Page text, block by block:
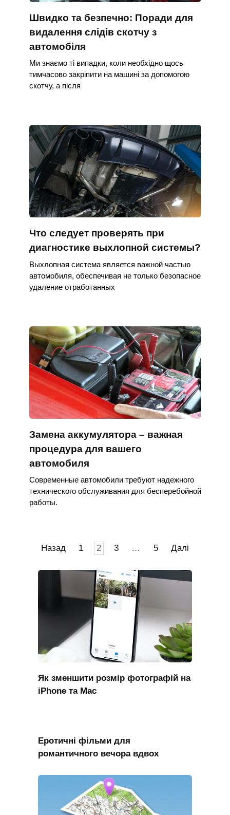
Швидко та безпечно: Поради для
видалення слідів скотчу з
автомобіля
Ми знаємо ті випадки, коли необхідно щось
тимчасово закріпити на машині за допомогою
скотчу, а після
Что следует проверять при
диагностике выхлопной системы?
Выхлопная система является важной частью
автомобиля, обеспечивая не только безопасное
удаление отработанных
Замена аккумулятора – важная
процедура для вашего
автомобиля
Современные автомобили требуют надежного
технического обслуживания для бесперебойной
работы.
ПагінаціяНазад 1 2 3 … 5 Далі
Як зменшити розмір фотографій на
iPhone та Mac
Еротичні фільми для
романтичного вечора вдвох